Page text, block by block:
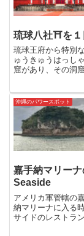
琉球八社⛩を１
琉球王府から特別
ゅうきゅうはっし
窟があり、その洞
れてきた琉球神道
沖縄のパワースポット
嘉手納マリー
Seaside
アメリカ軍管轄の
納マリーナに入る
サイドのレストラ
泳いで渡っても良